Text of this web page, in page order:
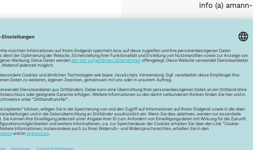
info (a)
Seide - Kleider machen Leute. Mit dem Universalfaden SERALON
und die idealen Gleiteigenschaftten machen den Allesnäher zum
werden.